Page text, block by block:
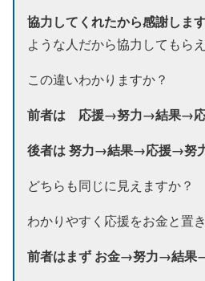
協力してくれたから感謝しま
ような人だから協力してもら
この違いわかりますか？
前者は 応援→努力→結果→
後者は 努力→結果→応援→努
どちらも同じに見えますか？
わかりやすく応援をお金と置
前者はまず お金→努力→結